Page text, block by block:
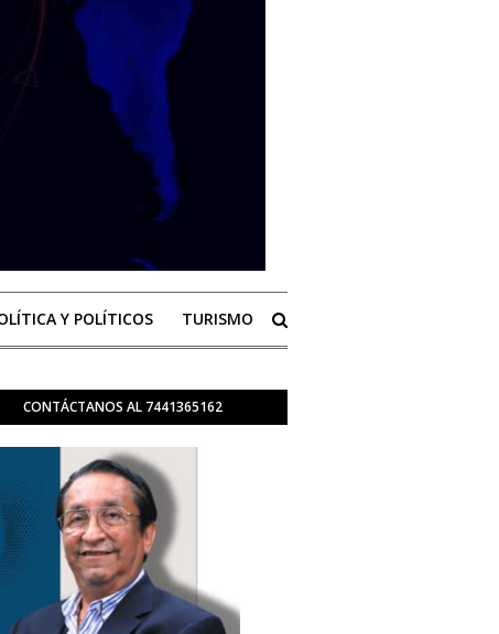
Y POLÍTICOS TURISMO
CONTÁCTANOS AL 7441365162